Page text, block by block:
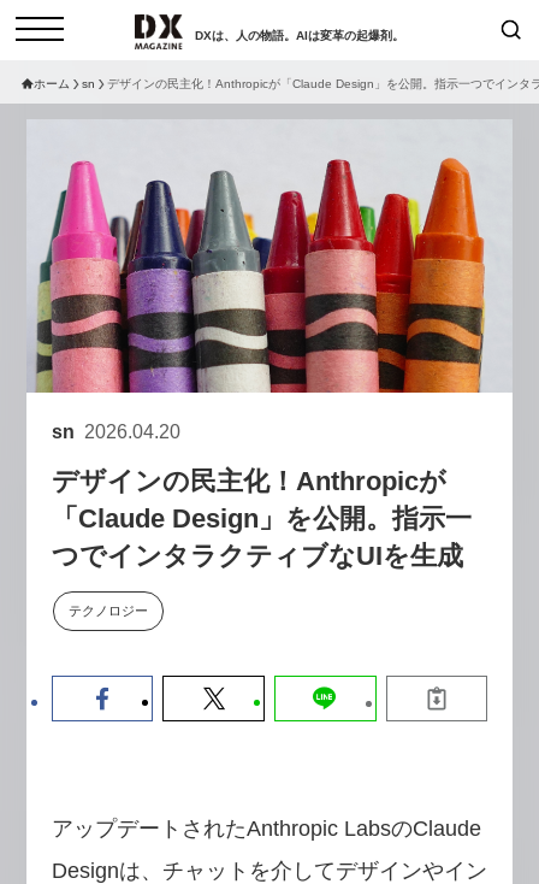
DXは、人の物語。AIは変革の起爆剤。
セミナー ニュース
サービスメニュー 日本オムニチャネル協会
トップページ
特集
動画
サイトマップ
お問い合わせ
採用情報
検索
現在開催予定のセミナー
セミナー
【8/12開催】「イノベーションを
数値化する」～投資される事業の
2026-06-10
セミナー
【9/30開催】AIで何でもできる時
ホーム sn デザインの民主化！Anthropicが「Claude Design」を公開。指示一つでインタ
sn 2026.04.20
デザインの民主化！Anthropicが
「Claude Design」を公開。指示一
つでインタラクティブなUIを生成
テクノロジー
アップデートされたAnthropic LabsのClaude
Designは、チャットを介してデザインやイン